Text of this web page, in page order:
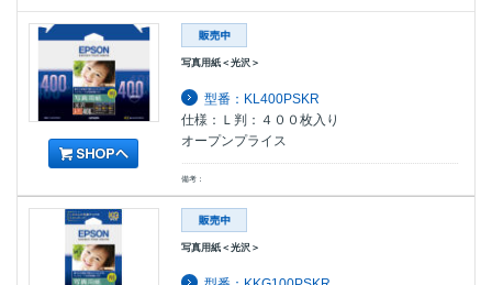
写真用紙＜光沢＞
型番：KL400PSKR
仕様：Ｌ判：４００枚入り
オープンプライス
備考：
写真用紙＜光沢＞